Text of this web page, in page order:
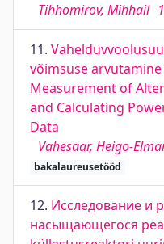
Tihhomirov, Mihhail
11.
võimsuse
Measurement of
and Calculating
Data
Vahesaar, Heigo-
bakalaureusetööd
12. Исследование и
насыщающегося